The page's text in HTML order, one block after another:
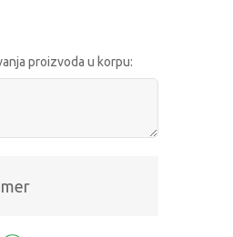
proizvoda u korpu: